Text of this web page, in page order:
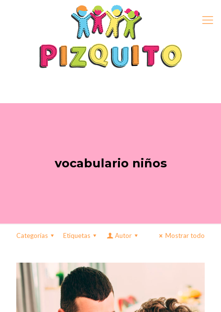
vocabulario niños
Categorías Etiquetas Autor Mostrar todo